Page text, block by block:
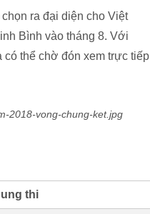
ra đại diện cho Việt
Bình vào tháng 8. Với
có thể chờ đón xem trực tiếp
thi